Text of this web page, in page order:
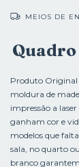
MEIOS DE
Produto Original
moldura de
impressão a
ganham cor e
modelos que
sala, no quarto
branco